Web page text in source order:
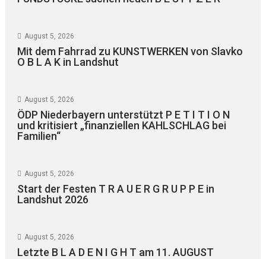
August 5, 2026
Mit dem Fahrrad zu KUNSTWERKEN von Slavko
O B L A K in Landshut
August 5, 2026
ÖDP Niederbayern unterstützt P E T I T I O N
und kritisiert „finanziellen KAHLSCHLAG bei
Familien“
August 5, 2026
Start der Festen T R A U E R G R U P P E in
Landshut 2026
August 5, 2026
Letzte B L A D E N I G H T am 11. AUGUST